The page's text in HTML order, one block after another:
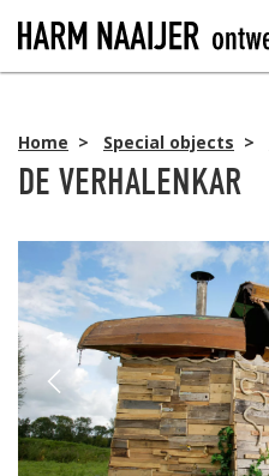
Home > Special objects >
DE VERHALENKAR